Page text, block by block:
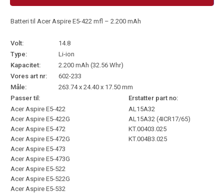
Batteri til Acer Aspire E5-422 mfl – 2.200 mAh
Volt:
14.8
Type:
Li-ion
Kapacitet:
2.200 mAh (32.56 Whr)
Vores art nr:
602-233
Måle:
263.74 x 24.40 x 17.50 mm
Passer til:
Erstatter part no:
Acer Aspire E5-422
Acer Aspire E5-422G
Acer Aspire E5-472
Acer Aspire E5-472G
Acer Aspire E5-473
Acer Aspire E5-473G
Acer Aspire E5-522
Acer Aspire E5-522G
Acer Aspire E5-532
AL15A32
AL15A32 (4ICR17/65)
KT.00403.025
KT.004B3.025